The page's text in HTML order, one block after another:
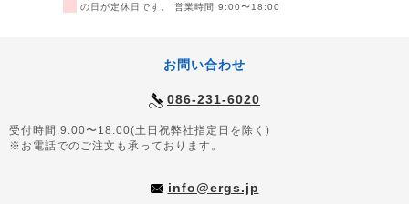
の日が定休日です。 営業時間 9:00〜18:00
お問い合わせ
086-231-6020
受付時間:9:00〜18:00(土日祝弊社指定日を除く)
※お電話でのご注文も承っております。
info@ergs.jp